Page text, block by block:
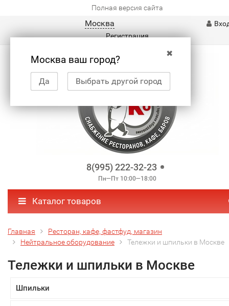
Полная версия сайта
Москва
✖
Москва ваш город?
Да Выбрать другой город
Регистрация
8(995) 222-32-23
Пн—Пт 10:00—18:00
Каталог товаров
Главная
Ресторан, кафе, фастфуд, магазин
Нейтральное оборудование
Тележки и шпильки в Москве
Тележки и шпильки в Москве
Шпильки